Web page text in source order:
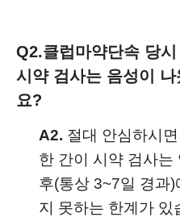
Q2.클럽마약단속 당
시약 검사는 음성이
요?
A2. 절대 안심하시
한 간이 시약 검사는
후(통상 3~7일 경과)
지 못하는 한계가 있